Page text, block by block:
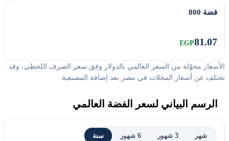
فضة 800
81.07
EGP
الأسعار محوّلة من السعر العالمي بالدولار وفق سعر الصرف اللحظي، وقد
تختلف عن أسعار المحلات في مصر بعد إضافة المصنعية.
الرسم البياني لسعر الفضة العالمي
شهر 3 شهور 6 شهور سنة